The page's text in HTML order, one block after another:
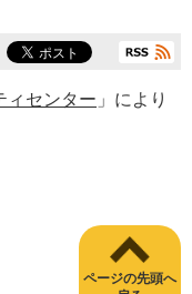
ィセンター 」により
ページの先頭へ